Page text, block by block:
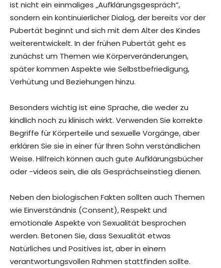
ist nicht ein einmaliges „Aufklärungsgespräch“,
sondern ein kontinuierlicher Dialog, der bereits vor der
Pubertät beginnt und sich mit dem Alter des Kindes
weiterentwickelt. In der frühen Pubertät geht es
zunächst um Themen wie Körperveränderungen,
später kommen Aspekte wie Selbstbefriedigung,
Verhütung und Beziehungen hinzu.
Besonders wichtig ist eine Sprache, die weder zu
kindlich noch zu klinisch wirkt. Verwenden Sie korrekte
Begriffe für Körperteile und sexuelle Vorgänge, aber
erklären Sie sie in einer für Ihren Sohn verständlichen
Weise. Hilfreich können auch gute Aufklärungsbücher
oder -videos sein, die als Gesprächseinstieg dienen.
Neben den biologischen Fakten sollten auch Themen
wie Einverständnis (Consent), Respekt und
emotionale Aspekte von Sexualität besprochen
werden. Betonen Sie, dass Sexualität etwas
Natürliches und Positives ist, aber in einem
verantwortungsvollen Rahmen stattfinden sollte.